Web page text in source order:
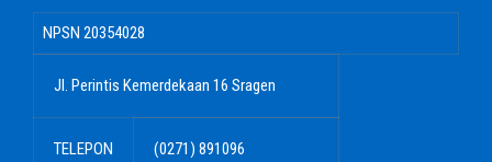
NPSN 20354028
Jl. Perintis Kemerdekaan 16 Sragen
TELEPON (0271) 891096